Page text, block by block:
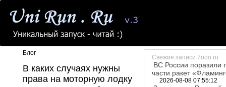
Блог
В каких случаях нужны
права на моторную лодку
Свежие записи 7ooo.ru
ВС России поразили
части ракет
2026-08-08 07:55:12